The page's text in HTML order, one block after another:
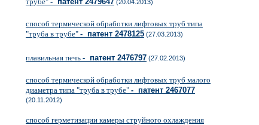
(20.04.2013)
способ термической обработки лифтовых труб типа
"труба в трубе" - патент 2478125 (27.03.2013)
плавильная печь - патент 2476797 (27.02.2013)
способ термической обработки лифтовых труб малого
диаметра типа "труба в трубе" - патент 2467077
(20.11.2012)
способ герметизации камеры струйного охлаждения